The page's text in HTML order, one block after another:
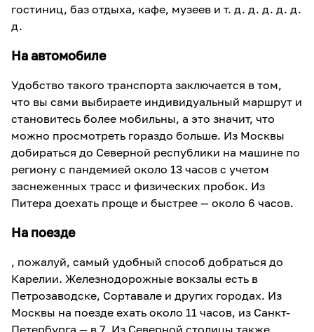
гостиниц, баз отдыха, кафе, музеев и т. д. д. д. д. д.
д.
На автомобиле
Удобство такого транспорта заключается в том,
что вы сами выбираете индивидуальный маршрут и
становитесь более мобильны, а это значит, что
можно просмотреть гораздо больше. Из Москвы
добираться до Северной республики на машине по
региону с пандемией около 13 часов с учетом
заснеженных трасс и физических пробок. Из
Питера доехать проще и быстрее — около 6 часов.
На поезде
, пожалуй, самый удобный способ добраться до
Карелии. Железнодорожные вокзалы есть в
Петрозаводске, Сортавале и других городах. Из
Москвы на поезде ехать около 11 часов, из Санкт-
Петербурга — в 7. Из Северной столицы также